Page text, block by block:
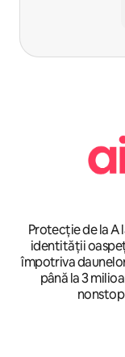
Protecție de la A
identității
împotriva
până la 3